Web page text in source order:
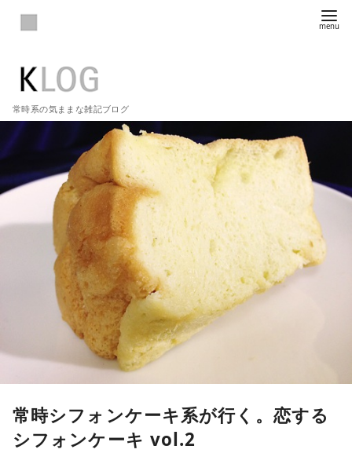
常時系の気ままな雑記ブログ
常時シフォンケーキ系が行く。恋する
シフォンケーキ vol.2